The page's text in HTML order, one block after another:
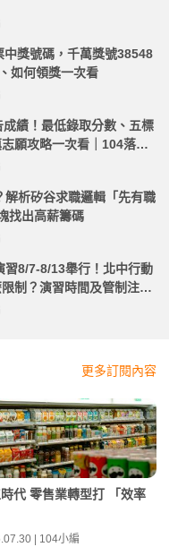
獎號碼，千萬獎號38548
如何領獎一次看
績！最低錄取分數、五標
願攻略一次看｜104落點
解析矽谷求職邏輯「先有職
找出高薪籌碼
習8/7-8/13舉行！北中行動
制？演習時間及管制注意
更多訂閱內容
代 零售業轉型打 「效率
| 104小編